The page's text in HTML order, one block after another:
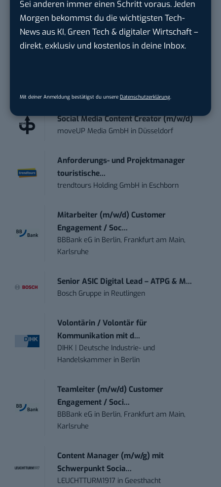
Sei anderen immer einen Schritt voraus. Jeden
Morgen bekommst du die wichtigsten Tech-
News aus KI, Green Tech & digitaler Wirtschaft –
direkt, exklusiv und kostenlos in deine Inbox.
Mit deiner Anmeldung bestätigst du unsere Datenschutzerklärung
geht? Über 12.000 smarte Leser bekommen jeden
Tag UPDATE, unser Tech-Briefing mit den
wichtigsten News des Tages – und sichern sich
damit ihren Vorsprung.Hier kannst du dich
Social Media Content Creator (m/w/d)
moveUP Media GmbH in Düsseldorf
Anforderungs- und Projektmanager
touristische...
trendtours Holding GmbH in Eschborn
Mitarbeiter (m/w/d) Customer
Engagement / Soc...
BBBank eG in Berlin, Frankfurt am Main,
Karlsruhe
Senior ASIC Digital Lead – ATPG & M...
Bosch Gruppe in Reutlingen
Volontärin / Volontär für
Kommunikation mit d...
DIHK | Deutsche Industrie- und
Handelskammer in Berlin
Teamleiter (m/w/d) Customer
Engagement / Soci...
BBBank eG in Berlin, Frankfurt am Main,
Karlsruhe
Content Manager (m/w/g) mit
Schwerpunkt Socia...
LEUCHTTURM1917 in Geesthacht